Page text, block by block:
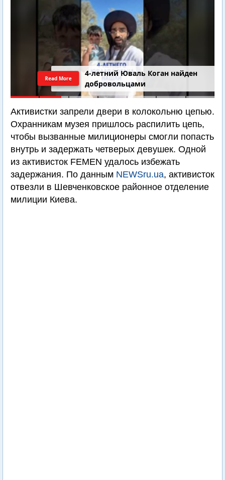
4-летний Юваль Коган найден
добровольцами
Read More
Активистки запрели двери в колокольню цепью.
Охранникам музея пришлось распилить цепь,
чтобы вызванные милиционеры смогли попасть
внутрь и задержать четверых девушек. Одной
из активисток FEMEN удалось избежать
задержания. По данным NEWSru.ua, активисток
отвезли в Шевченковское районное отделение
милиции Киева.